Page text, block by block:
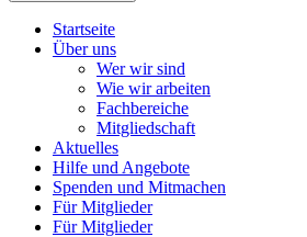
Startseite
Über uns
Wer wir sind
Wie wir arbeiten
Fachbereiche
Mitgliedschaft
Aktuelles
Hilfe und Angebote
Spenden und Mitmachen
Für Mitglieder
Für Mitglieder